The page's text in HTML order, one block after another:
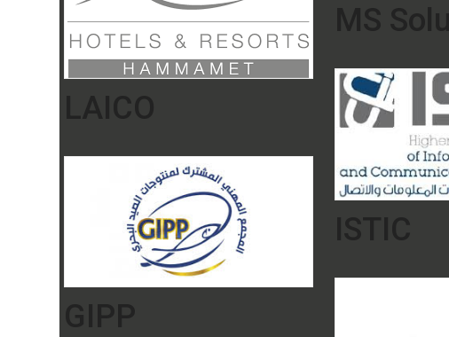
MS
LAICO
ISTIC
GIPP